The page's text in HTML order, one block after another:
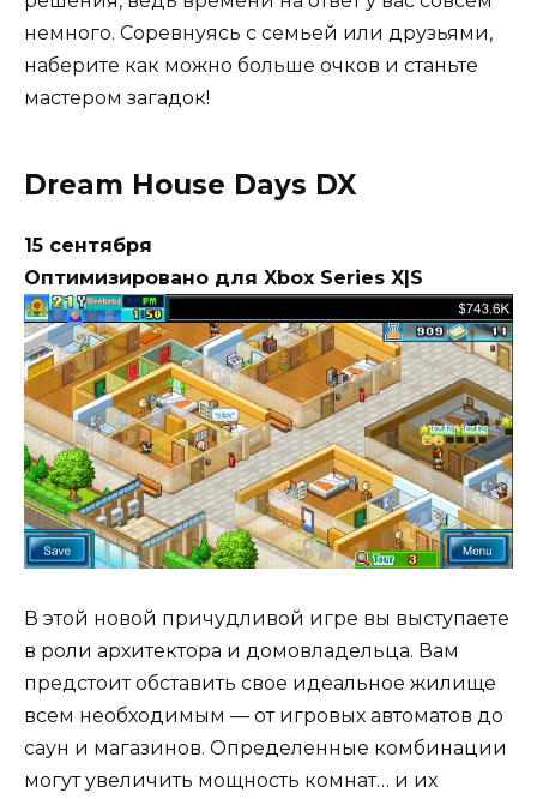
немного. Соревнуясь с семьей или друзьями,
наберите как можно больше очков и станьте
мастером загадок!
Dream House Days DX
15 сентября
Оптимизировано для Xbox Series X|S
В этой новой причудливой игре вы выступаете
в роли архитектора и домовладельца. Вам
предстоит обставить свое идеальное жилище
всем необходимым — от игровых автоматов до
саун и магазинов. Определенные комбинации
могут увеличить мощность комнат… и их